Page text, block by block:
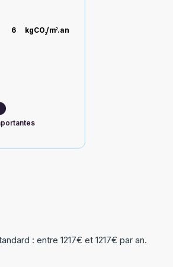
kgCO2/m2.an
6
: entre 1217€ et 1217€ par an.